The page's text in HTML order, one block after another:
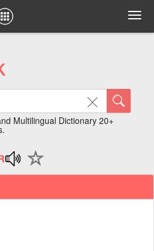
Multilingual Dictionary 20+